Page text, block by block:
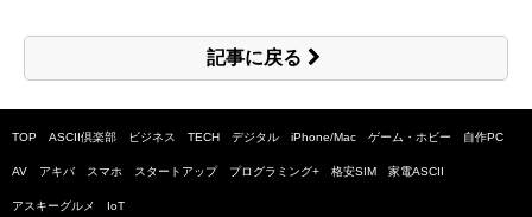
記事に戻る
TOP ASCII倶楽部 ビジネス TECH デジタル iPhone/Mac ゲーム・ホビー 自作PC
AV アキバ スマホ スタートアップ プログラミング+ 格安SIM 家電ASCII
アスキーグルメ IoT